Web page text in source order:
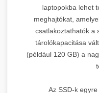
laptopokba lehet
meghajtókat,
csatlakoztathatók a
tárolókapacitása
(például 120 GB) a
Az SSD-k